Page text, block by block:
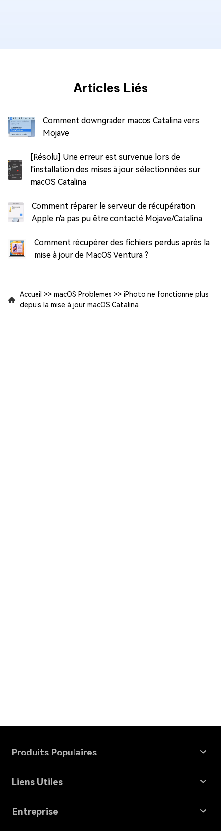
Articles Liés
Comment downgrader macos Catalina vers
Mojave
[Résolu] Une erreur est survenue lors de
l'installation des mises à jour sélectionnées sur
macOS Catalina
Comment réparer le serveur de récupération
Apple n'a pas pu être contacté Mojave/Catalina
Comment récupérer des fichiers perdus après la
mise à jour de MacOS Ventura ?
Accueil >> macOS Problemes >> iPhoto ne fonctionne plus
depuis la mise à jour macOS Catalina
Produits Populaires
Windows Data Recovery
File Repair
Liens Utiles
Récupération de Carte Mémoire
Entreprise